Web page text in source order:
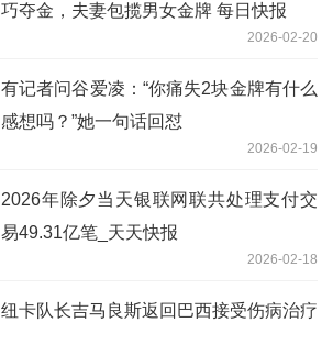
巧夺金，夫妻包揽男女金牌 每日快报
2026-02-20
有记者问谷爱凌：“你痛失2块金牌有什么
感想吗？”她一句话回怼
2026-02-19
2026年除夕当天银联网联共处理支付交
易49.31亿笔_天天快报
2026-02-18
纽卡队长吉马良斯返回巴西接受伤病治疗